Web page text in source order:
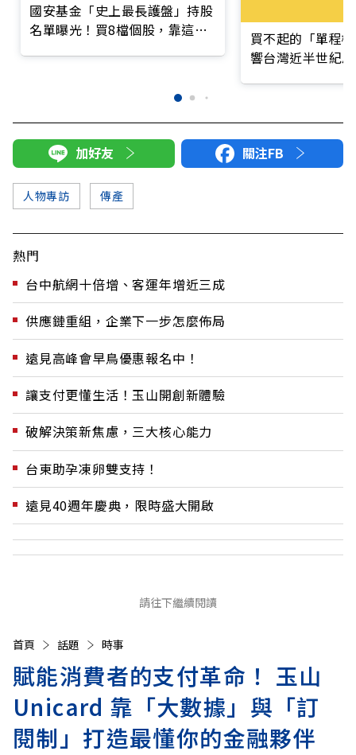
國安基金「史上最長護盤」持股
名單曝光！買8檔個股，靠這檔
買不起的「單程
響台灣近半世紀
加好友 關注FB
人物專訪 傳產
熱門
台中航網十倍增、客運年增近三成
供應鏈重組，企業下一步怎麼佈局
遠見高峰會早鳥優惠報名中！
讓支付更懂生活！玉山開創新體驗
破解決策新焦慮，三大核心能力
台東助孕凍卵雙支持！
遠見40週年慶典，限時盛大開啟
請往下繼續閱讀
首頁 話題 時事
賦能消費者的支付革命！ 玉山
Unicard 靠「大數據」與「訂
閱制」打造最懂你的金融夥伴